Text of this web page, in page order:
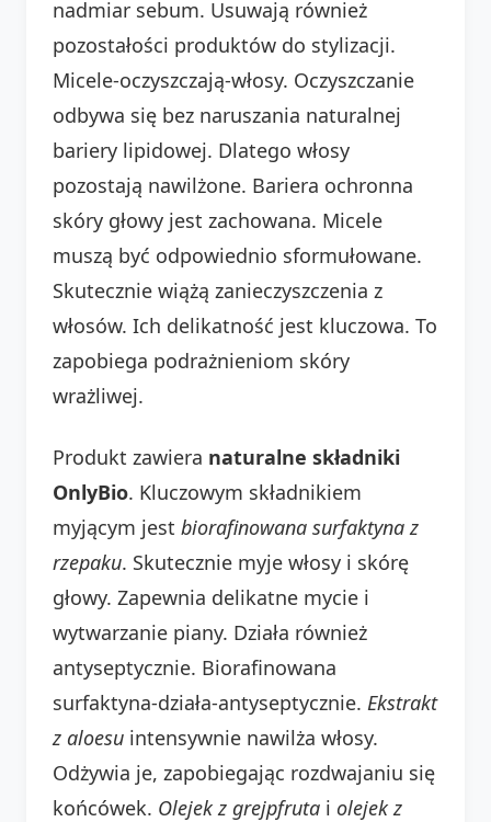
nadmiar sebum. Usuwają również
pozostałości produktów do stylizacji.
Micele-oczyszczają-włosy. Oczyszczanie
odbywa się bez naruszania naturalnej
bariery lipidowej. Dlatego włosy
pozostają nawilżone. Bariera ochronna
skóry głowy jest zachowana. Micele
muszą być odpowiednio sformułowane.
Skutecznie wiążą zanieczyszczenia z
włosów. Ich delikatność jest kluczowa. To
zapobiega podrażnieniom skóry
wrażliwej.
Produkt zawiera naturalne składniki
OnlyBio. Kluczowym składnikiem
myjącym jest biorafinowana surfaktyna z
rzepaku. Skutecznie myje włosy i skórę
głowy. Zapewnia delikatne mycie i
wytwarzanie piany. Działa również
antyseptycznie. Biorafinowana
surfaktyna-działa-antyseptycznie. Ekstrakt
z aloesu intensywnie nawilża włosy.
Odżywia je, zapobiegając rozdwajaniu się
końcówek. Olejek z grejpfruta i olejek z